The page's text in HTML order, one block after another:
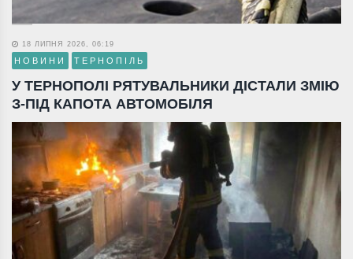
18 ЛИПНЯ 2026, 06:19
НОВИНИ ТЕРНОПІЛЬ
У ТЕРНОПОЛІ РЯТУВАЛЬНИКИ ДІСТАЛИ ЗМІЮ
З-ПІД КАПОТА АВТОМОБІЛЯ